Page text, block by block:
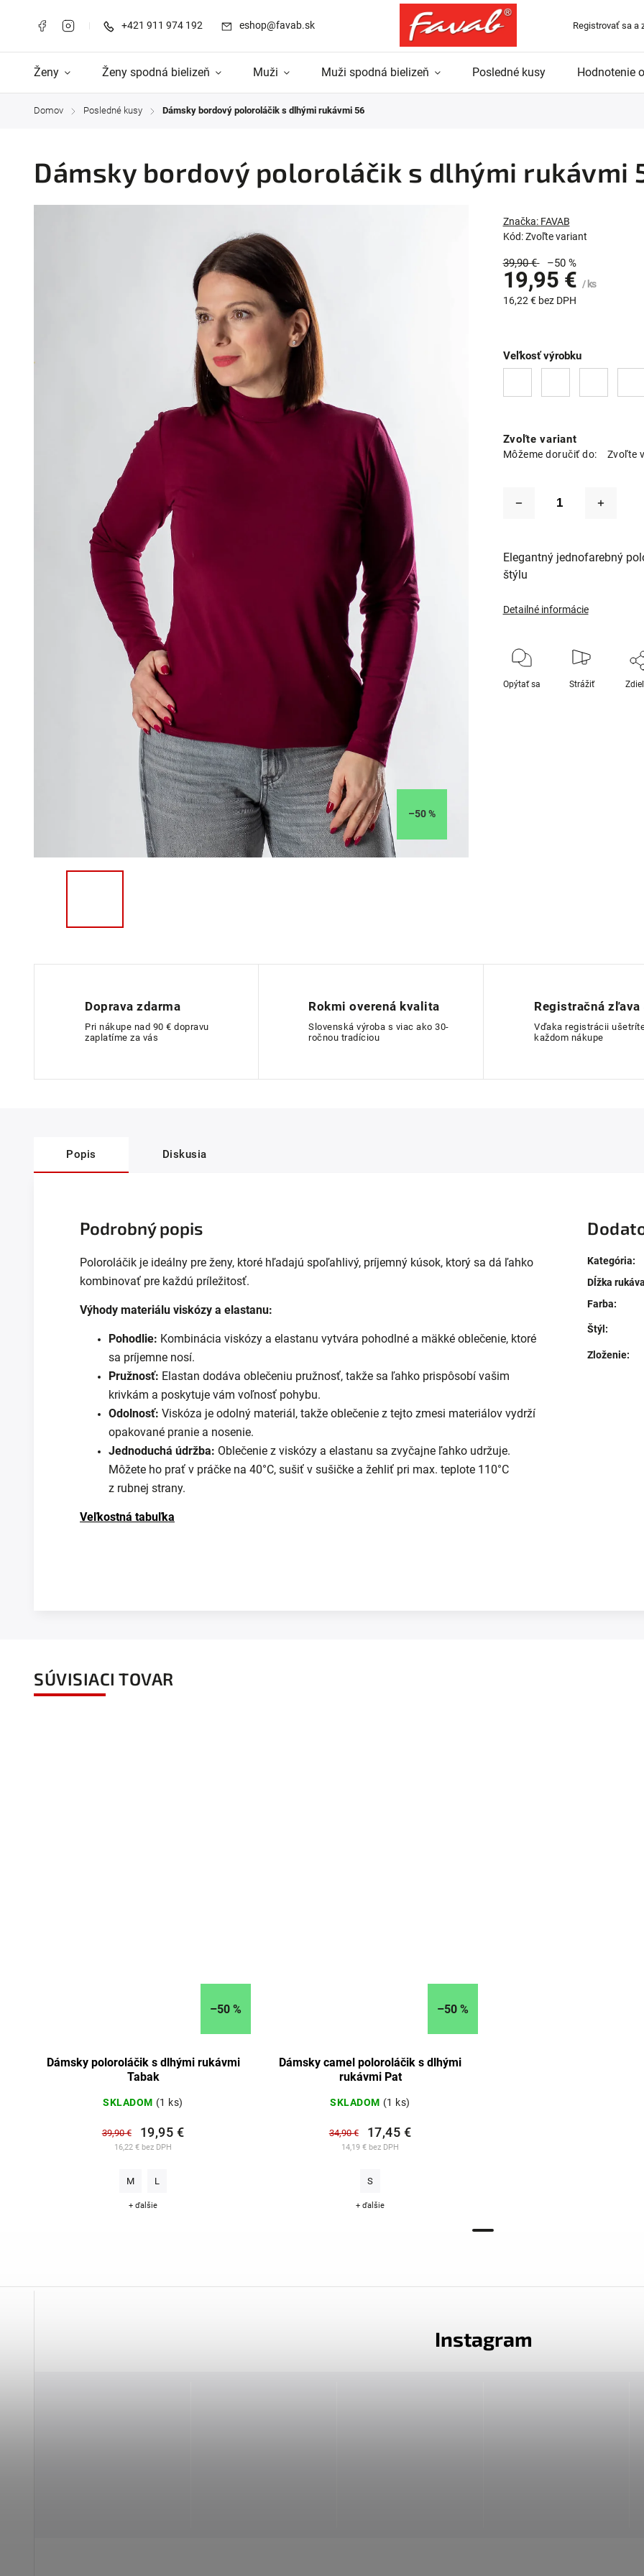
+421 911 974 192 eshop@favab.sk Registrovať sa a
Ženy Ženy spodná bielizeň Muži Muži spodná bielizeň Posledné kusy Hodnotenie
Domov / Posledné kusy / Dámsky bordový poloroláčik s dlhými rukávmi 56
Dámsky bordový poloroláčik s dlhými rukávmi
–50 %
Kód: Zvoľte variant
Značka: FAVAB
39,90 € –50 %
19,95 € / ks
16,22 € bez DPH
Zvoľte variant
Môžeme doručiť do: Zvoľte
Veľkosť výrobku
Elegantný jednofarebný
štýlu
Detailné informácie
Opýtať sa Strážiť
Doprava zdarma
Pri nákupe nad 90 € dopravu
zaplatíme za vás
Rokmi overená kvalita
Slovenská výroba s viac ako 30-
ročnou tradíciou
Registračná zľava
Vďaka registrácii
každom nákupe
Popis Diskusia
Podrobný popis
Poloroláčik je ideálny pre ženy, ktoré hľadajú spoľahlivý, príjemný kúsok, ktorý sa dá ľahko
kombinovať pre každú príležitosť.
Výhody materiálu viskózy a elastanu:
Pohodlie: Kombinácia viskózy a elastanu vytvára pohodlné a mäkké oblečenie, ktoré
sa príjemne nosí.
Pružnosť: Elastan dodáva oblečeniu pružnosť, takže sa ľahko prispôsobí vašim
krivkám a poskytuje vám voľnosť pohybu.
Odolnosť: Viskóza je odolný materiál, takže oblečenie z tejto zmesi materiálov vydrží
opakované pranie a nosenie.
Jednoduchá údržba: Oblečenie z viskózy a elastanu sa zvyčajne ľahko udržuje.
Môžete ho prať v práčke na 40°C, sušiť v sušičke a žehliť pri max. teplote 110°C
z rubnej strany.
Veľkostná tabuľka
Kategória:
Dĺžka
Farba:
Štýl:
Zloženie:
SÚVISIACI TOVAR
–50 %
Dámsky poloroláčik s dlhými rukávmi
Tabak
SKLADOM (1 ks)
16,22 € bez DPH
39,90 € 19,95 €
M L
+ ďalšie
–50 %
Dámsky camel poloroláčik s dlhými
rukávmi Pat
SKLADOM (1 ks)
14,19 € bez DPH
34,90 € 17,45 €
S
+ ďalšie
Instagram